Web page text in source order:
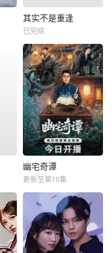
其实不是重逢
已完结
幽宅奇谭
更新至第15集